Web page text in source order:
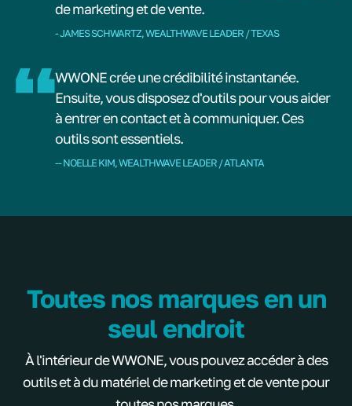
de marketing et de vente.
- JAMES SCHWARTZ, WEALTHWAVE LEADER / TEXAS
WWONE crée une crédibilité instantanée.
Ensuite, vous disposez d'outils pour vous aider
à entrer en contact et à communiquer. Ces
outils sont essentiels.
-- NOELLE KIM, WEALTHWAVE LEADER / ATLANTA
Toutes nos marques en un
seul endroit
À l'intérieur de WWONE, vous pouvez accéder à des
outils et à du matériel de marketing et de vente pour